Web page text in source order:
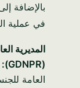
في عملية
المديرية
(GDNPR):
العامة